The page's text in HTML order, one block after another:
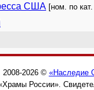
США [ном. по
2008-2026 © «Наследие
России».